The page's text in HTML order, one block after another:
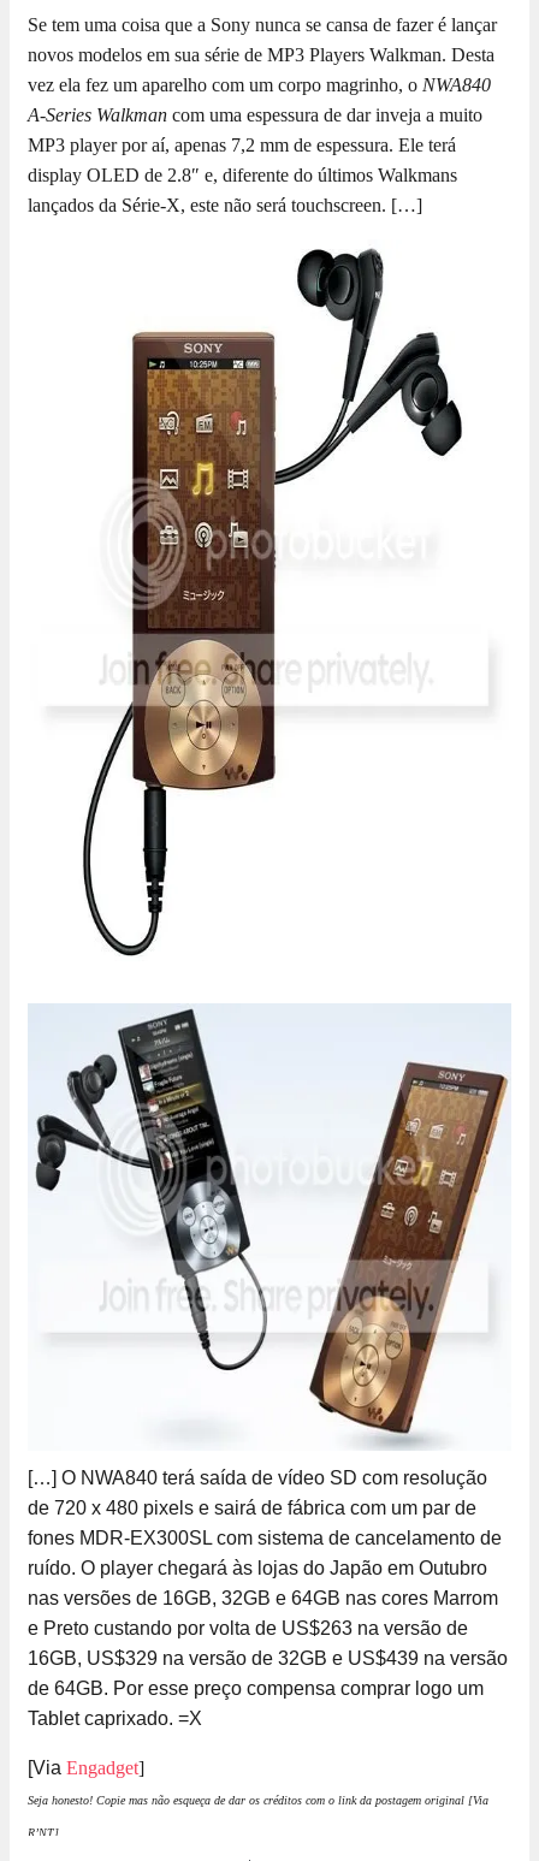
Se tem uma coisa que a Sony nunca se cansa de fazer é lançar
novos modelos em sua série de MP3 Players Walkman. Desta
vez ela fez um aparelho com um corpo magrinho, o NWA840
A-Series Walkman com uma espessura de dar inveja a muito
MP3 player por aí, apenas 7,2 mm de espessura. Ele terá
display OLED de 2.8″ e, diferente do últimos Walkmans
lançados da Série-X, este não será touchscreen. […]
[…] O NWA840 terá saída de vídeo SD com resolução
de 720 x 480 pixels e sairá de fábrica com um par de
fones MDR-EX300SL com sistema de cancelamento de
ruído. O player chegará às lojas do Japão em Outubro
nas versões de 16GB, 32GB e 64GB nas cores Marrom
e Preto custando por volta de US$263 na versão de
16GB, US$329 na versão de 32GB e US$439 na versão
de 64GB. Por esse preço compensa comprar logo um
Tablet caprixado. =X
[Via Engadget]
Seja honesto! Copie mas não esqueça de dar os créditos com o link da postagem original [Via
R’NT].